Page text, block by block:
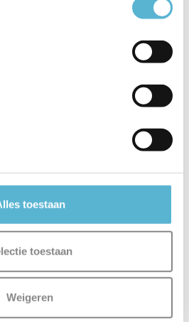
toestaan
toestaan
Weigeren
LED Module Ø
50mm 5 Wa...
€12,95
0 reviews
over dit product..